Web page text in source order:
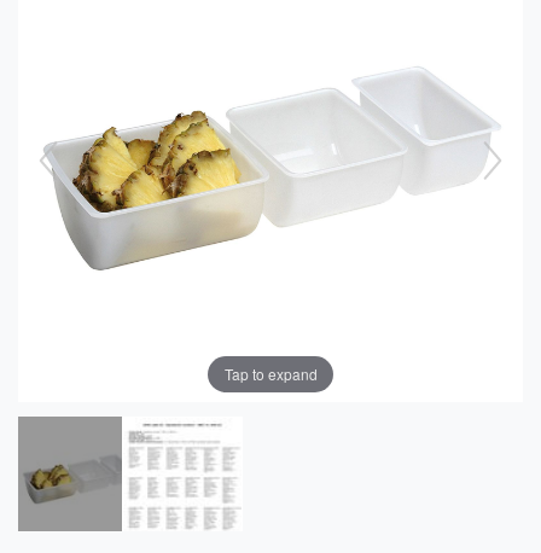
Tap to expand